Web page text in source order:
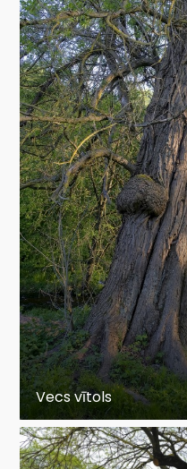
Vecs vītols